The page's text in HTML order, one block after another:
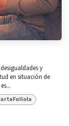
y
en situación de